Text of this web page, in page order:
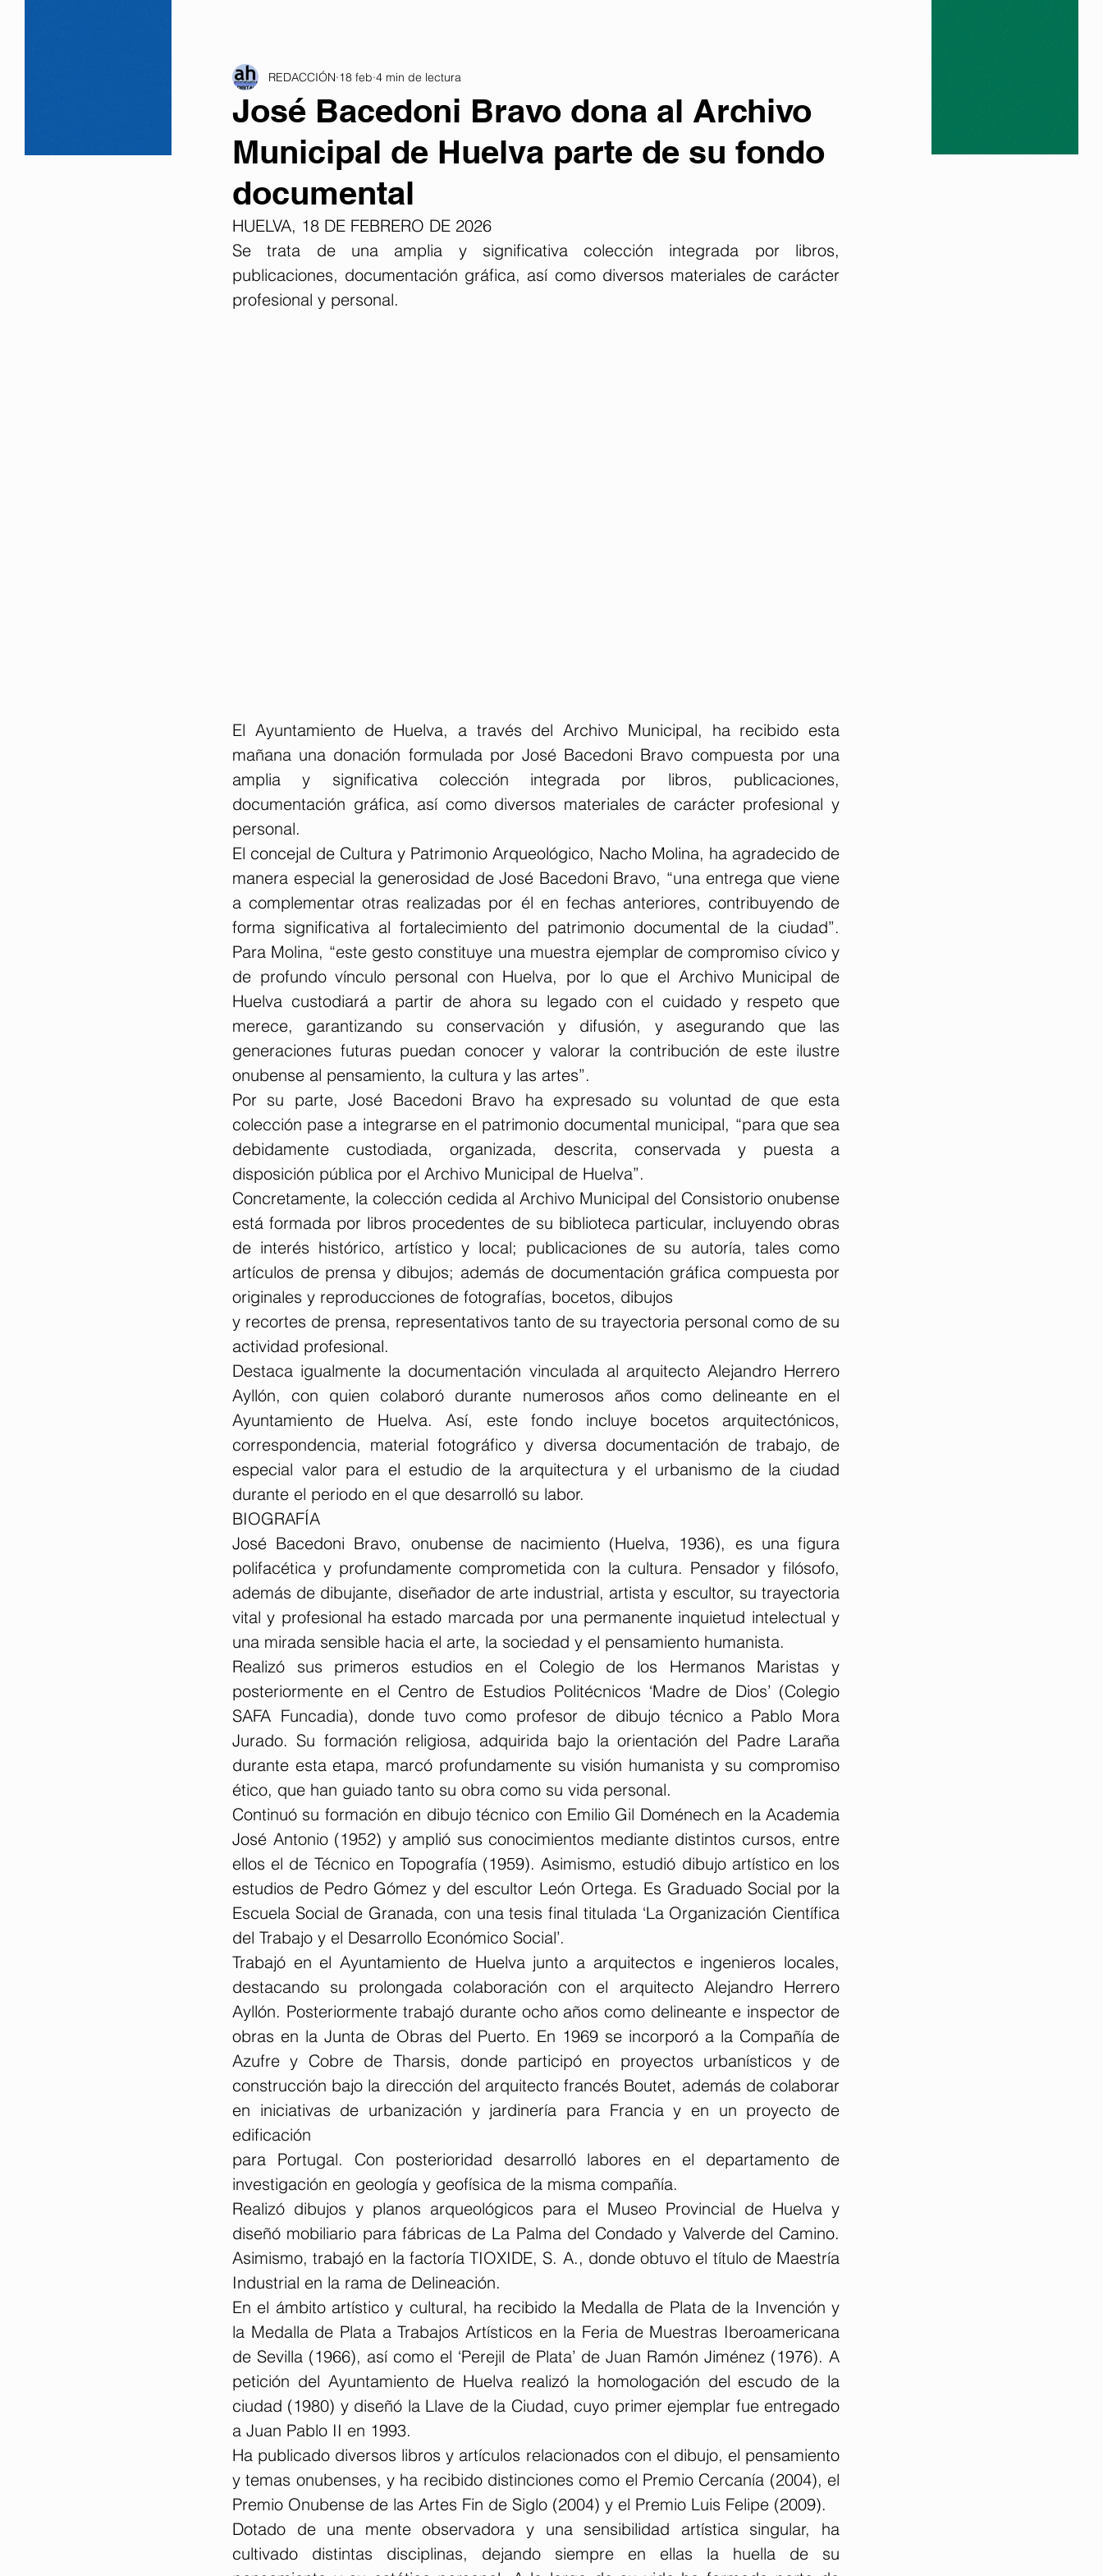
José Bacedoni Bravo dona al Archivo
Municipal de Huelva parte de su fondo
documental
REDACCIÓN 18 feb 4 min de lectura
HUELVA, 18 DE FEBRERO DE 2026
Se trata de una amplia y significativa colección integrada por libros,
publicaciones, documentación gráfica, así como diversos materiales de carácter
profesional y personal.
El Ayuntamiento de Huelva, a través del Archivo Municipal, ha recibido esta
mañana una donación formulada por José Bacedoni Bravo compuesta por una
amplia y significativa colección integrada por libros, publicaciones,
documentación gráfica, así como diversos materiales de carácter profesional y
personal.
El concejal de Cultura y Patrimonio Arqueológico, Nacho Molina, ha agradecido de
manera especial la generosidad de José Bacedoni Bravo, “una entrega que viene
a complementar otras realizadas por él en fechas anteriores, contribuyendo de
forma significativa al fortalecimiento del patrimonio documental de la ciudad”.
Para Molina, “este gesto constituye una muestra ejemplar de compromiso cívico y
de profundo vínculo personal con Huelva, por lo que el Archivo Municipal de
Huelva custodiará a partir de ahora su legado con el cuidado y respeto que
merece, garantizando su conservación y difusión, y asegurando que las
generaciones futuras puedan conocer y valorar la contribución de este ilustre
onubense al pensamiento, la cultura y las artes”.
Por su parte, José Bacedoni Bravo ha expresado su voluntad de que esta
colección pase a integrarse en el patrimonio documental municipal, “para que sea
debidamente custodiada, organizada, descrita, conservada y puesta a
disposición pública por el Archivo Municipal de Huelva”.
Concretamente, la colección cedida al Archivo Municipal del Consistorio onubense
está formada por libros procedentes de su biblioteca particular, incluyendo obras
de interés histórico, artístico y local; publicaciones de su autoría, tales como
artículos de prensa y dibujos; además de documentación gráfica compuesta por
originales y reproducciones de fotografías, bocetos, dibujos
y recortes de prensa, representativos tanto de su trayectoria personal como de su
actividad profesional.
Destaca igualmente la documentación vinculada al arquitecto Alejandro Herrero
Ayllón, con quien colaboró durante numerosos años como delineante en el
Ayuntamiento de Huelva. Así, este fondo incluye bocetos arquitectónicos,
correspondencia, material fotográfico y diversa documentación de trabajo, de
especial valor para el estudio de la arquitectura y el urbanismo de la ciudad
durante el periodo en el que desarrolló su labor.
BIOGRAFÍA
José Bacedoni Bravo, onubense de nacimiento (Huelva, 1936), es una figura
polifacética y profundamente comprometida con la cultura. Pensador y filósofo,
además de dibujante, diseñador de arte industrial, artista y escultor, su trayectoria
vital y profesional ha estado marcada por una permanente inquietud intelectual y
una mirada sensible hacia el arte, la sociedad y el pensamiento humanista.
Realizó sus primeros estudios en el Colegio de los Hermanos Maristas y
posteriormente en el Centro de Estudios Politécnicos ‘Madre de Dios’ (Colegio
SAFA Funcadia), donde tuvo como profesor de dibujo técnico a Pablo Mora
Jurado. Su formación religiosa, adquirida bajo la orientación del Padre Laraña
durante esta etapa, marcó profundamente su visión humanista y su compromiso
ético, que han guiado tanto su obra como su vida personal.
Continuó su formación en dibujo técnico con Emilio Gil Doménech en la Academia
José Antonio (1952) y amplió sus conocimientos mediante distintos cursos, entre
ellos el de Técnico en Topografía (1959). Asimismo, estudió dibujo artístico en los
estudios de Pedro Gómez y del escultor León Ortega. Es Graduado Social por la
Escuela Social de Granada, con una tesis final titulada ‘La Organización Científica
del Trabajo y el Desarrollo Económico Social’.
Trabajó en el Ayuntamiento de Huelva junto a arquitectos e ingenieros locales,
destacando su prolongada colaboración con el arquitecto Alejandro Herrero
Ayllón. Posteriormente trabajó durante ocho años como delineante e inspector de
obras en la Junta de Obras del Puerto. En 1969 se incorporó a la Compañía de
Azufre y Cobre de Tharsis, donde participó en proyectos urbanísticos y de
construcción bajo la dirección del arquitecto francés Boutet, además de colaborar
en iniciativas de urbanización y jardinería para Francia y en un proyecto de
edificación
para Portugal. Con posterioridad desarrolló labores en el departamento de
investigación en geología y geofísica de la misma compañía.
Realizó dibujos y planos arqueológicos para el Museo Provincial de Huelva y
diseñó mobiliario para fábricas de La Palma del Condado y Valverde del Camino.
Asimismo, trabajó en la factoría TIOXIDE, S. A., donde obtuvo el título de Maestría
Industrial en la rama de Delineación.
En el ámbito artístico y cultural, ha recibido la Medalla de Plata de la Invención y
la Medalla de Plata a Trabajos Artísticos en la Feria de Muestras Iberoamericana
de Sevilla (1966), así como el ‘Perejil de Plata’ de Juan Ramón Jiménez (1976). A
petición del Ayuntamiento de Huelva realizó la homologación del escudo de la
ciudad (1980) y diseñó la Llave de la Ciudad, cuyo primer ejemplar fue entregado
a Juan Pablo II en 1993.
Ha publicado diversos libros y artículos relacionados con el dibujo, el pensamiento
y temas onubenses, y ha recibido distinciones como el Premio Cercanía (2004), el
Premio Onubense de las Artes Fin de Siglo (2004) y el Premio Luis Felipe (2009).
Dotado de una mente observadora y una sensibilidad artística singular, ha
cultivado distintas disciplinas, dejando siempre en ellas la huella de su